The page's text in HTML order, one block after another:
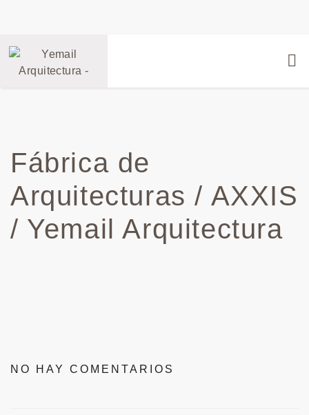
Fábrica de
Arquitecturas / AXXIS
/ Yemail Arquitectura
NO HAY COMENTARIOS